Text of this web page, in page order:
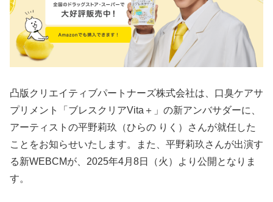
凸版クリエイティブパートナーズ株式会社は、口臭ケアサ
プリメント「ブレスクリアVita＋」の新アンバサダーに、
アーティストの平野莉玖（ひらの りく）さんが就任した
ことをお知らせいたします。また、平野莉玖さんが出演す
る新WEBCMが、2025年4月8日（火）より公開となりま
す。